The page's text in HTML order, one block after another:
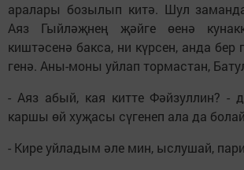
аралары бозылып китә. Шул
Аяз Гыйләҗнең җәйге өенә
киштәсенә бакса, ни күрсен, анда бер
генә. Аны-моны уйлап тормастан,
- Аяз абый, кая китте Фәйзуллин? -
каршы өй хуҗасы сүгенеп ала да
- Кире уйладым әле мин, ыслушай,